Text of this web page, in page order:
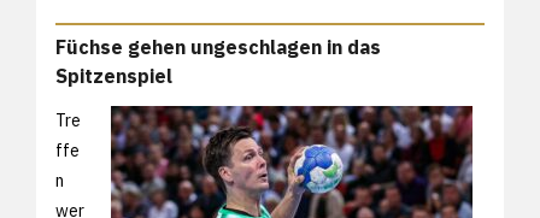
Füchse gehen ungeschlagen in das
Spitzenspiel
Tre
ffe
n
wer